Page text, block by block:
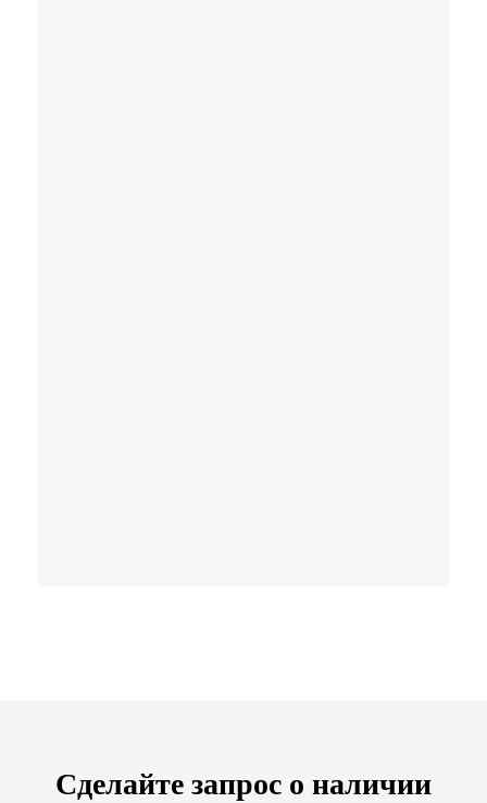
Сделайте запрос о наличии